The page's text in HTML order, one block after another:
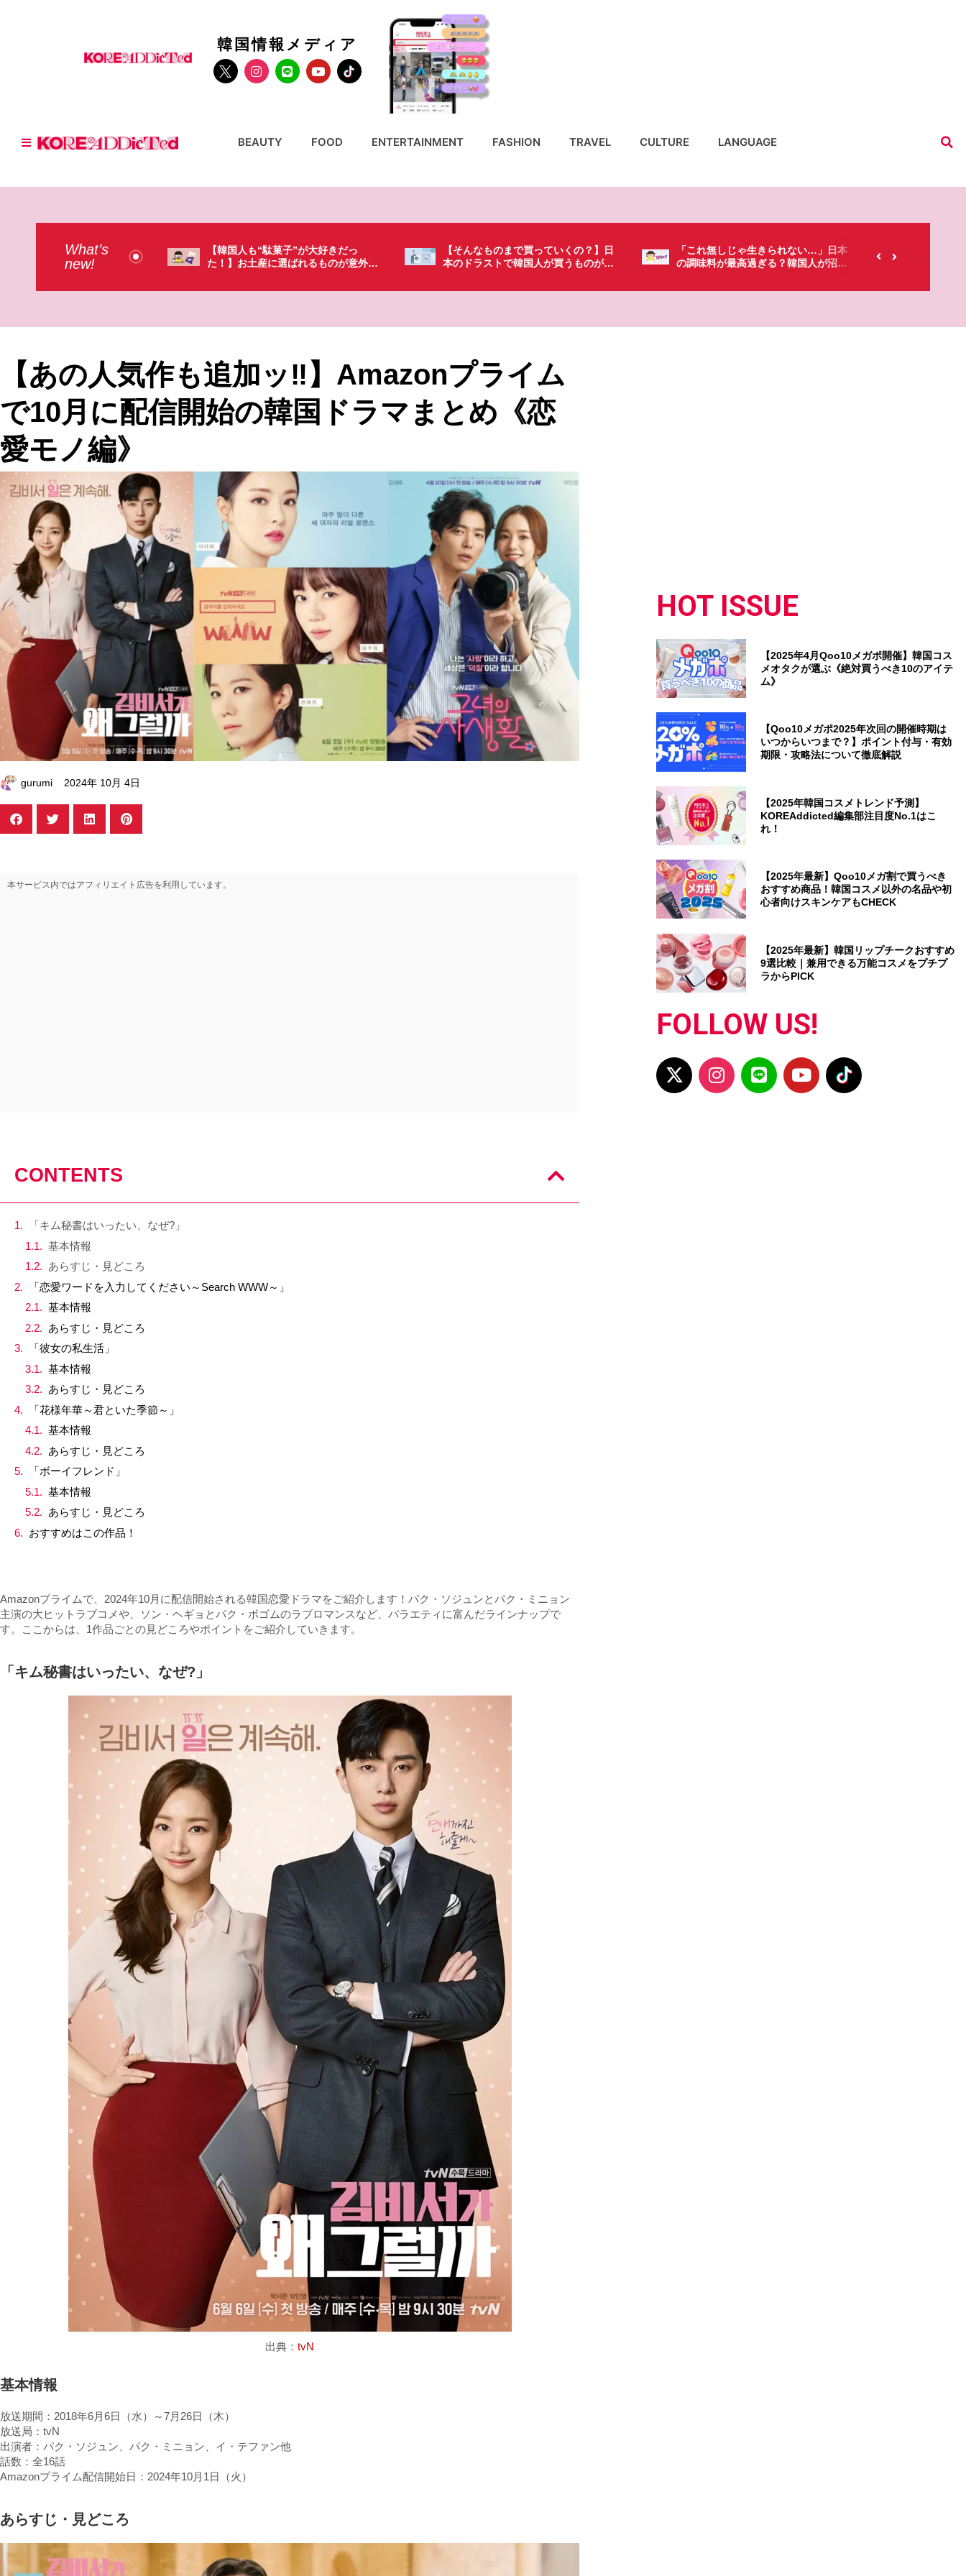
韓国情報メディア
BEAUTY FOOD ENTERTAINMENT FASHION TRAVEL CULTURE LANGUAGE
What’s
new!
も“駄菓子”が大好きだっ
土産に選ばれるものが意外過
【そんなものまで買っていくの？】日
本のドラストで韓国人が買うものがち
「これ無しじゃ生きられない…」日本
の調味料が最高過ぎる？韓国人が沼っ
【韓国にもあるのに…】なぜ日本のセ
ブンイレブンが韓国人に人気なの？
【あの人気作も追加ッ‼】Amazonプライム
で10月に配信開始の韓国ドラマまとめ《恋
愛モノ編》
gurumi 2024年 10月 4日
本サービス内ではアフィリエイト広告を利用しています。
CONTENTS
「キム秘書はいったい、なぜ?」
基本情報
あらすじ・見どころ
「恋愛ワードを入力してください～Search WWW～」
基本情報
あらすじ・見どころ
「彼女の私生活」
基本情報
あらすじ・見どころ
「花様年華～君といた季節～」
基本情報
あらすじ・見どころ
「ボーイフレンド」
基本情報
あらすじ・見どころ
おすすめはこの作品！
Amazonプライムで、2024年10月に配信開始される韓国恋愛ドラマをご紹介します！パク・ソジュンとパク・ミニョン
主演の大ヒットラブコメや、ソン・ヘギョとパク・ボゴムのラブロマンスなど、バラエティに富んだラインナップで
す。ここからは、1作品ごとの見どころやポイントをご紹介していきます。
「キム秘書はいったい、なぜ?」
出典：tvN
基本情報
放送期間：2018年6月6日（水）～7月26日（木）
放送局：tvN
出演者：パク・ソジュン、パク・ミニョン、イ・テファン他
話数：全16話
Amazonプライム配信開始日：2024年10月1日（火）
あらすじ・見どころ
HOT ISSUE
【2025年4月Qoo10メガポ開催】韓国コス
メオタクが選ぶ《絶対買うべき10のアイテ
ム》
【Qoo10メガポ2025年次回の開催時期は
いつからいつまで？】ポイント付与・有効
期限・攻略法について徹底解説
【2025年韓国コスメトレンド予測】
KOREAddicted編集部注目度No.1はこ
れ！
【2025年最新】Qoo10メガ割で買うべき
おすすめ商品！韓国コスメ以外の名品や初
心者向けスキンケアもCHECK
【2025年最新】韓国リップチークおすすめ
9選比較｜兼用できる万能コスメをプチプ
ラからPICK
FOLLOW US!